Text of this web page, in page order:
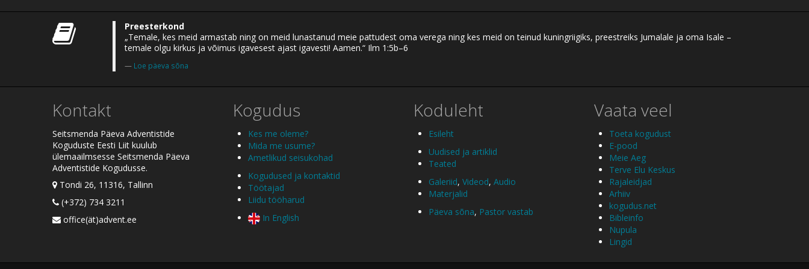
Preesterkond
„Temale, kes meid armastab ning on meid lunastanud meie pattudest oma verega ning kes meid on teinud kuningriigiks, preestreiks Jumalale ja oma Isale –
temale olgu kirkus ja võimus igavesest ajast igavesti! Aamen.“ Ilm 1:5b–6
Loe päeva sõna
Kontakt
Seitsmenda Päeva Adventistide
Koguduste Eesti Liit kuulub
ülemaailmsesse Seitsmenda Päeva
Adventistide Kogudusse.
Tondi 26, 11316, Tallinn
(+372) 734 3211
office(ät)advent.ee
Kogudus
Kes me oleme?
Mida me usume?
Ametlikud seisukohad
Kogudused ja kontaktid
Töötajad
Liidu tööharud
In English
Koduleht
Esileht
Uudised ja artiklid
Teated
Galeriid, Videod, Audio
Materjalid
Päeva sõna, Pastor vastab
Vaata veel
Toeta kogudust
E-pood
Meie Aeg
Terve Elu Keskus
Rajaleidjad
Arhiiv
kogudus.net
Bibleinfo
Nupula
Lingid